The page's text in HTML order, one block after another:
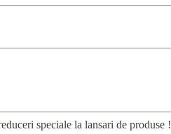
speciale la lansari de produse !